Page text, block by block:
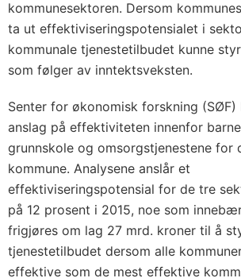
kommunesektoren. Dersom
ta ut effektiviseringspotensialet i
kommunale tjenestetilbudet kunne
som følger av inntektsveksten.
Senter for økonomisk forskning (SØF)
anslag på effektiviteten innenfor
grunnskole og omsorgstjenestene for
kommune. Analysene anslår et
effektiviseringspotensial for de tre
på 12 prosent i 2015, noe som
frigjøres om lag 27 mrd. kroner til å
tjenestetilbudet dersom alle
effektive som de mest effektive